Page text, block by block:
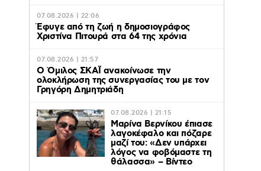
07.08.2026 | 22:06
Έφυγε από τη ζωή η δημοσιογράφος
Χριστίνα Πιτουρά στα 64 της χρόνια
07.08.2026 | 21:57
Ο Όμιλος ΣΚΑΪ ανακοίνωσε την
ολοκλήρωση της συνεργασίας του με τον
Γρηγόρη Δημητριάδη
07.08.2026 | 21:15
Μαρίνα Βερνίκου έπιασε
λαγοκέφαλο και πόζαρε
μαζί του: «Δεν υπάρχει
λόγος να φοβόμαστε τη
θάλασσα» – Βίντεο